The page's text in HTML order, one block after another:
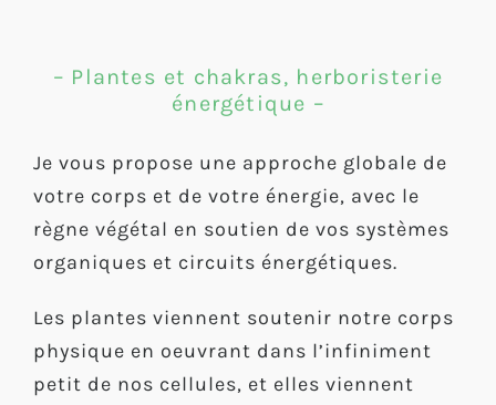
– Plantes et chakras, herboristerie
énergétique –
Je vous propose une approche globale de
votre corps et de votre énergie, avec le
règne végétal en soutien de vos systèmes
organiques et circuits énergétiques.
Les plantes viennent soutenir notre corps
physique en oeuvrant dans l’infiniment
petit de nos cellules, et elles viennent